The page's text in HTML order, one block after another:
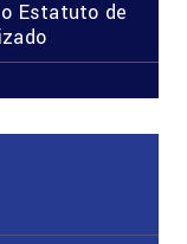
Estatuto de